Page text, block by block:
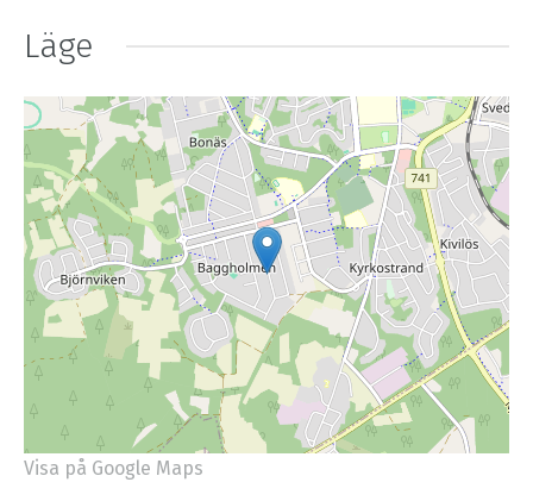
Läge
+
−
Visa på Google Maps